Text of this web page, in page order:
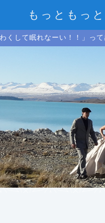
もっともっ
くして眠れなーい！！」っ